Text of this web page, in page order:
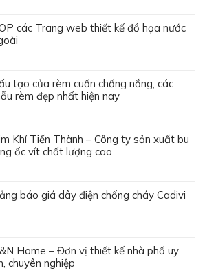
chuyên nghiệp
nhất
HÀNG
00 8668